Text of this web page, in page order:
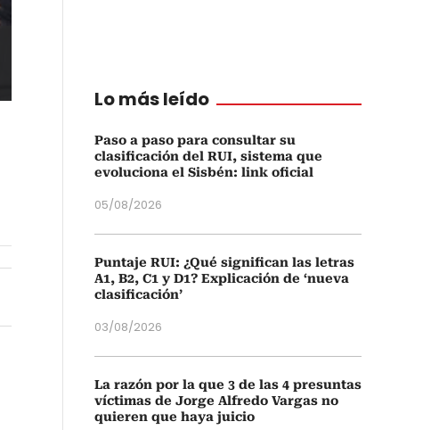
Lo más leído
Paso a paso para consultar su
clasificación del RUI, sistema que
evoluciona el Sisbén: link oficial
05/08/2026
Puntaje RUI: ¿Qué significan las letras
A1, B2, C1 y D1? Explicación de ‘nueva
clasificación’
03/08/2026
La razón por la que 3 de las 4 presuntas
víctimas de Jorge Alfredo Vargas no
quieren que haya juicio